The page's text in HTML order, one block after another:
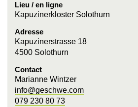
Lieu / en ligne
Kapuzinerkloster Solothurn
Adresse
Kapuzinerstrasse 18
4500 Solothurn
Contact
Marianne Wintzer
info@geschwe.com
079 230 80 73